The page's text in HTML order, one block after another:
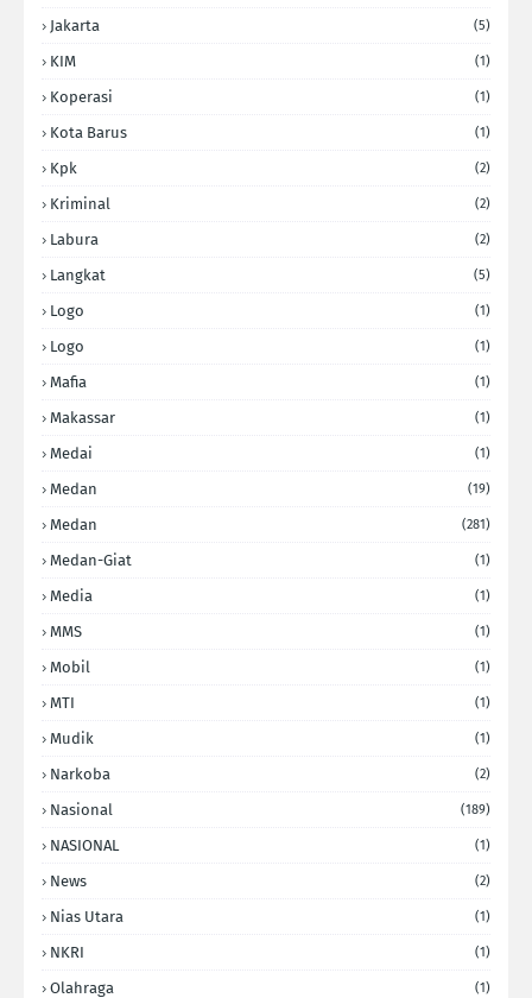
Jakarta (5)
KIM (1)
Koperasi (1)
Kota Barus (1)
Kpk (2)
Kriminal (2)
Labura (2)
Langkat (5)
Logo (1)
Logo (1)
Mafia (1)
Makassar (1)
Medai (1)
Medan (19)
Medan (281)
Medan-Giat (1)
Media (1)
MMS (1)
Mobil (1)
MTI (1)
Mudik (1)
Narkoba (2)
Nasional (189)
NASIONAL (1)
News (2)
Nias Utara (1)
NKRI (1)
Olahraga (1)